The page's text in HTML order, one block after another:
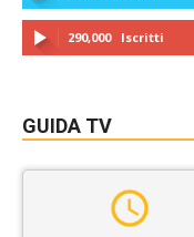
290,000 Iscritti
GUIDA TV